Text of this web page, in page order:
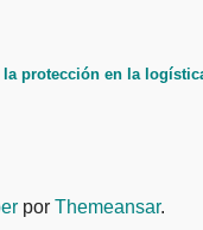
protección en la
por Themeansar.